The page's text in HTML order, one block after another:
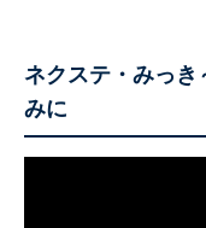
ネクステ・みっき
みに